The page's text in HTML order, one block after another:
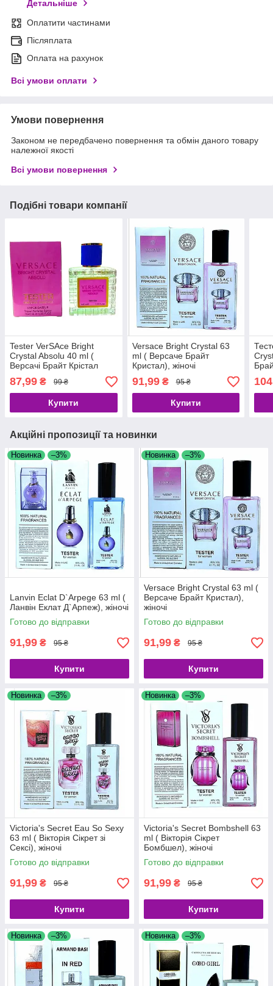
Детальніше
Оплатити частинами
Післяплата
Оплата на рахунок
Всі умови оплати
Умови повернення
Законом не передбачено повернення та обмін даного товару
належної якості
Всі умови повернення
Подібні товари компанії
Tester VerSAce Bright
Crystal Absolu 40 ml (
Версачі Брайт Крістал
87,99 ₴ 99 ₴
Купити
Versace Bright Crystal 63
ml ( Версаче Брайт
Кристал), жіночі
91,99₴ 95 ₴
Купити
Акційні пропозиції та новинки
Новинка –3%
Lanvin Eclat D`Arpege 63 ml (
Ланвін Еклат Д`Арпеж), жіночі
Готово до відправки
91,99 ₴ 95 ₴
Купити
Новинка –3%
Versace Bright Crystal 63 ml (
Версаче Брайт Кристал),
жіночі
Готово до відправки
91,99 ₴ 95 ₴
Купити
Новинка –3%
Victoria's Secret Eau So Sexy
63 ml ( Вікторія Сікрет зі
Сексі), жіночі
Готово до відправки
91,99 ₴ 95 ₴
Купити
Новинка –3%
Victoria's Secret Bombshell 63
ml ( Вікторія Сікрет
Бомбшел), жіночі
Готово до відправки
91,99 ₴ 95 ₴
Купити
Новинка –3% Новинка –3%